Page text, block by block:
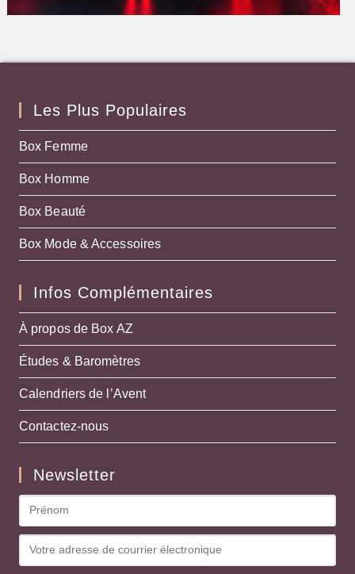
Les Plus Populaires
Box Femme
Box Homme
Box Beauté
Box Mode & Accessoires
Infos Complémentaires
À propos de Box AZ
Études & Baromètres
Calendriers de l’Avent
Contactez-nous
Newsletter